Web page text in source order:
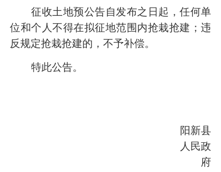
征收土地预公告自发布之日起，任何单
位和个人不得在拟征地范围内抢栽抢建；违
反规定抢栽抢建的，不予补偿。
特此公告。
阳新县
人民政
府